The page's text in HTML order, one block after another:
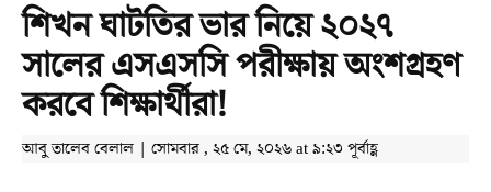
শিখন ঘাটতির ভার নিয়ে ২০২৭
সালের এসএসসি পরীক্ষায় অংশগ্রহণ
করবে শিক্ষার্থীরা!
আবু তালেব বেলাল | সোমবার , ২৫ মে, ২০২৬ at ৯:২৩ পূর্বাহ্ণ